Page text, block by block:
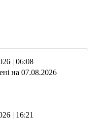
| 06:08
на 07.08.2026
| 16:21